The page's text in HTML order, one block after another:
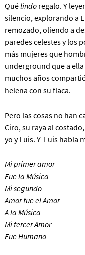
Quélindoregalo. Y
silencio, explorando a
remozado, oliendo a
paredes celestes y los
más mujeres que
underground que a
muchos años
helena con su flaca.
Pero las cosas no han
Ciro, su raya al
yo y Luis. Y Luis habla
Mi primer amor
Fue la Música
Mi segundo
Amor fue el Amor
A la Música
Mi tercer Amor
Fue Humano